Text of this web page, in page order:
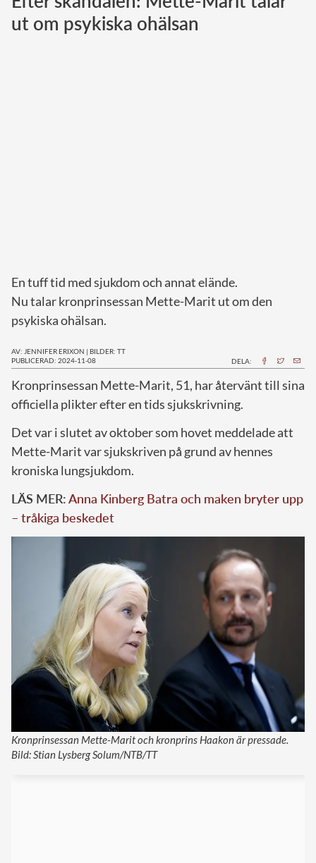
Norska kungahuset
ut om psykiska ohälsan
En tuff tid med sjukdom och annat elände.
Nu talar kronprinsessan Mette-Marit ut om den
psykiska ohälsan.
AV: JENNIFER ERIXON | BILDER: TT
PUBLICERAD: 2024-11-08
DELA:
Kronprinsessan Mette-Marit, 51, har återvänt till sina
officiella plikter efter en tids sjukskrivning.
Det var i slutet av oktober som hovet meddelade att
Mette-Marit var sjukskriven på grund av hennes
kroniska lungsjukdom.
LÄS MER:Anna Kinberg Batra och maken bryter upp
– tråkiga beskedet
Kronprinsessan Mette-Marit och kronprins Haakon är pressade.
Bild: Stian Lysberg Solum/NTB/TT